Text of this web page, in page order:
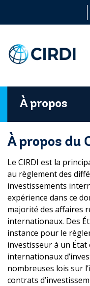
À propos
À propos du
Le CIRDI est la
au règlement des
investissements
expérience dans ce
majorité des affaires
internationaux. Des
instance pour le
investisseur à un
internationaux
nombreuses lois sur
contrats